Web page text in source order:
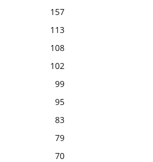
157
113
108
102
99
95
83
79
70